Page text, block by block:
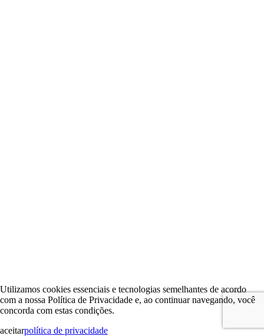
Utilizamos cookies essenciais e tecnologias semelhantes de acordo
com a nossa Política de Privacidade e, ao continuar navegando, você
concorda com estas condições.
aceitarpolítica de privacidade